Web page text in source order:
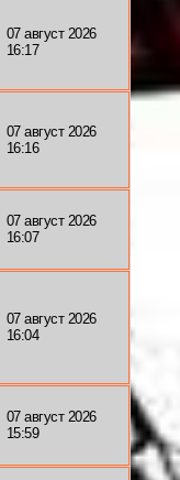
07 август 2026
16:17
07 август 2026
16:16
07 август 2026
16:07
07 август 2026
16:04
07 август 2026
15:59